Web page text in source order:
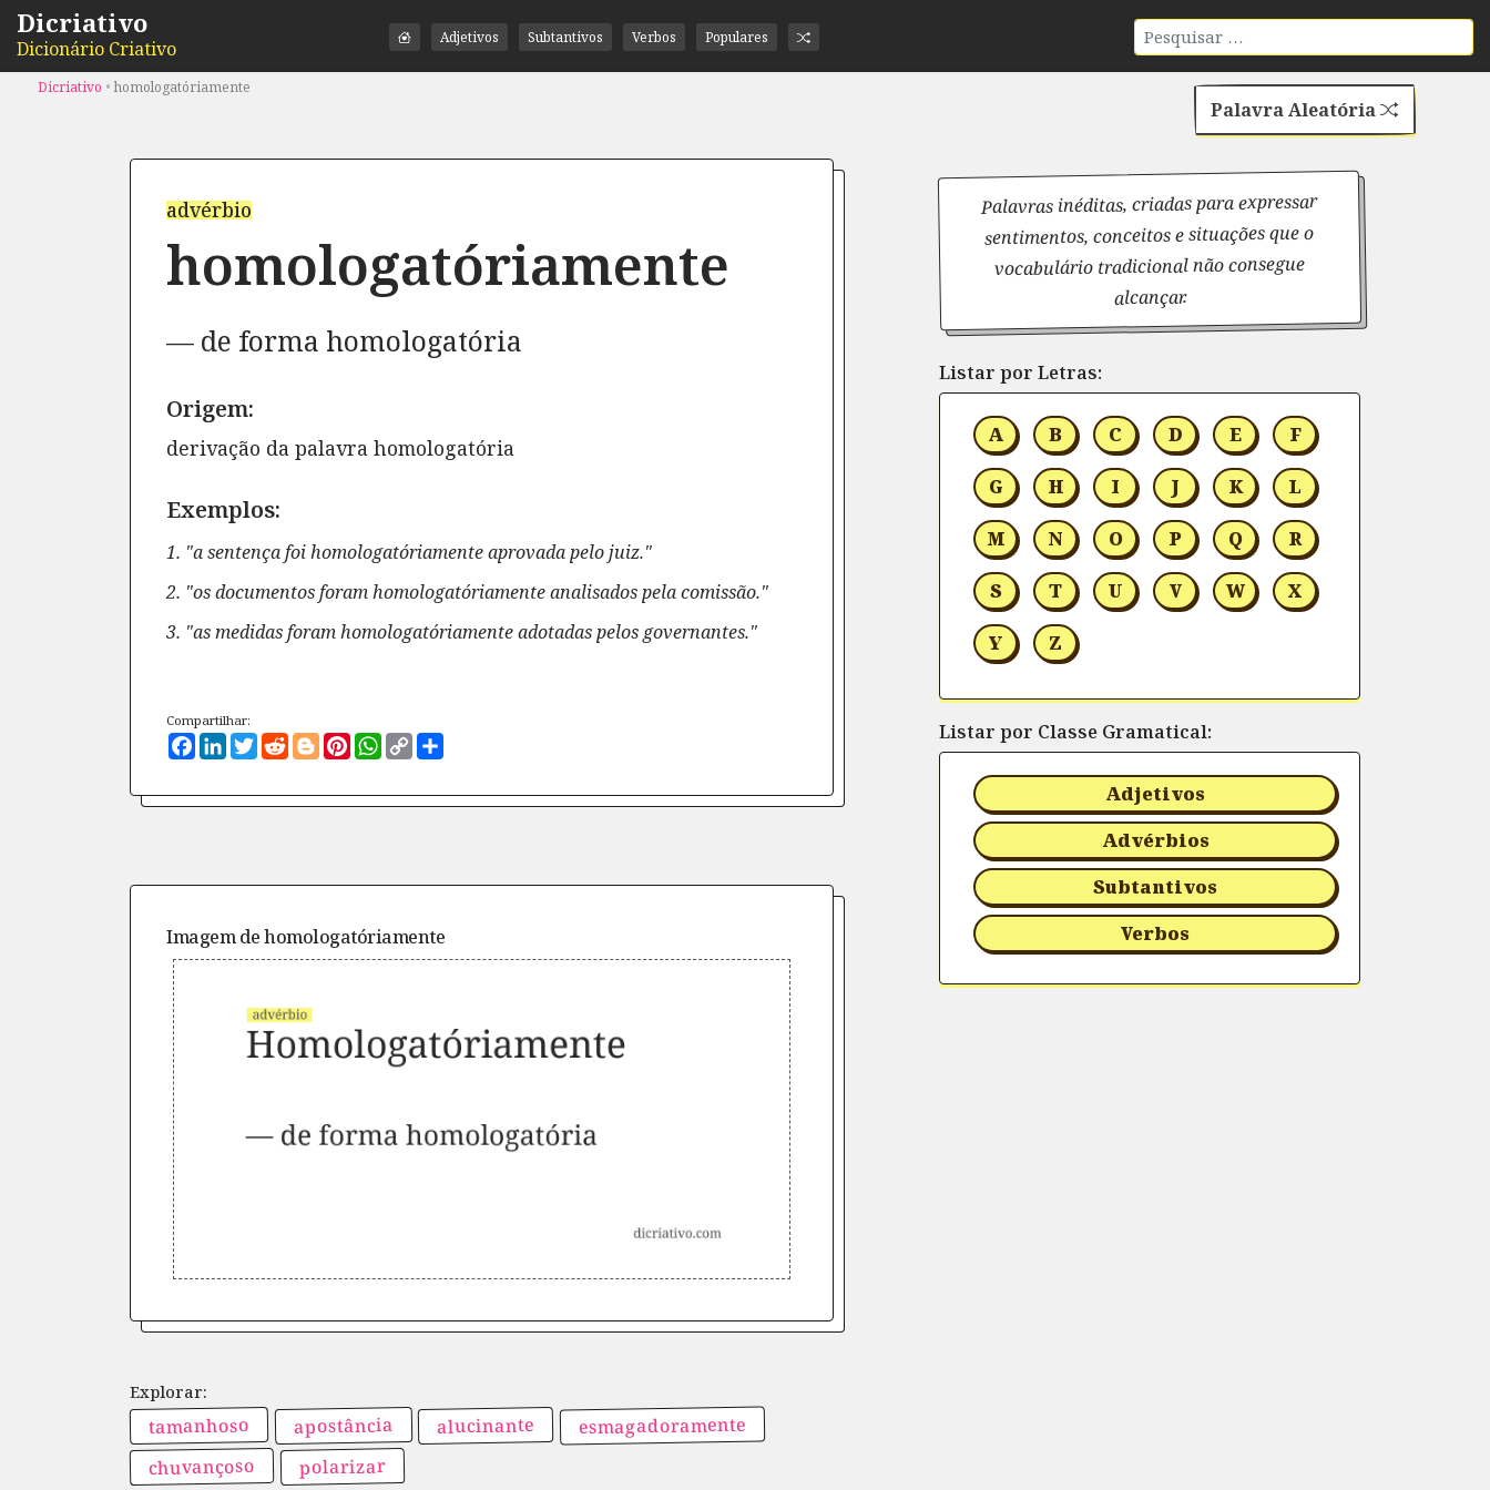
Dicriativo
Dicionário Criativo Adjetivos Subtantivos Verbos Populares
Dicriativo • homologatóriamente
Palavra Aleatória
advérbio
homologatóriamente
de forma homologatória
Origem:
derivação da palavra homologatória
Exemplos:
1. "a sentença foi homologatóriamente aprovada pelo juiz."
2. "os documentos foram homologatóriamente analisados pela comissão."
3. "as medidas foram homologatóriamente adotadas pelos governantes."
Compartilhar:
Facebook
LinkedIn
TwitterRedditBloggerPinterest
WhatsApp
Copy
Link
Imagem dehomologatóriamente
tamanhoso apostância alucinante esmagadoramente
chuvançoso polarizar
Palavras inéditas, criadas para expressar
sentimentos, conceitos e situações que o
vocabulário tradicional não consegue
alcançar.
Listar por Letras:
A B C D E F
G H I J K L
M N O P Q R
S T U V W X
Y Z
Listar por Classe Gramatical:
Adjetivos
Advérbios
Subtantivos
Verbos